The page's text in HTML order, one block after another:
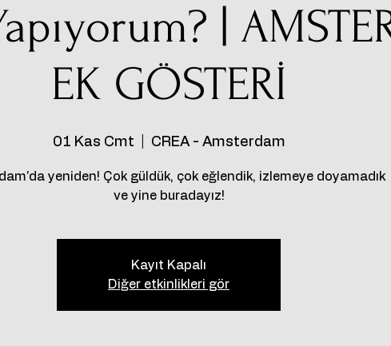
|
EK GÖSTERİ
01 Kas Cmt CREA - Amsterdam
yeniden! Çok güldük, çok eğlendik, izlemeye doyamadık
ve yine buradayız!
Kayıt Kapalı
Diğer etkinlikleri gör